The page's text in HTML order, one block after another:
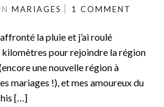
IN MARIAGES 1 COMMENT
la pluie et j’ai roulé
kilomètres pour rejoindre la région
une nouvelle région à
mariages !), et mes amoureux du
[…]